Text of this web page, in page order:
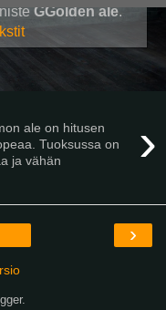
GGolden ale.
›
ale on hitusen
Tuoksussa on
ja vähän
›
.